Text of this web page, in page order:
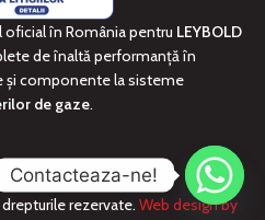
oficial în România pentru LEYBOLD
de înaltă performanță în
și componente la sisteme
de gaze.
rezervate. Web design by
Contacteaza-ne!